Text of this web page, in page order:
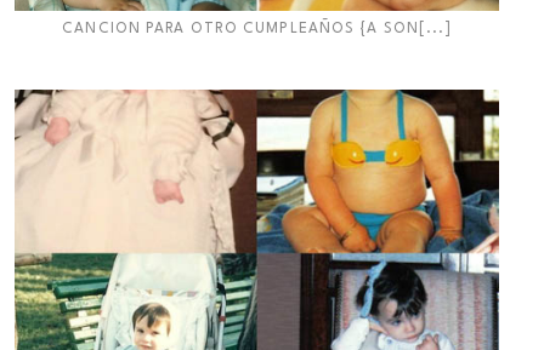
CANCION PARA OTRO CUMPLEAÑOS {A SON[...]